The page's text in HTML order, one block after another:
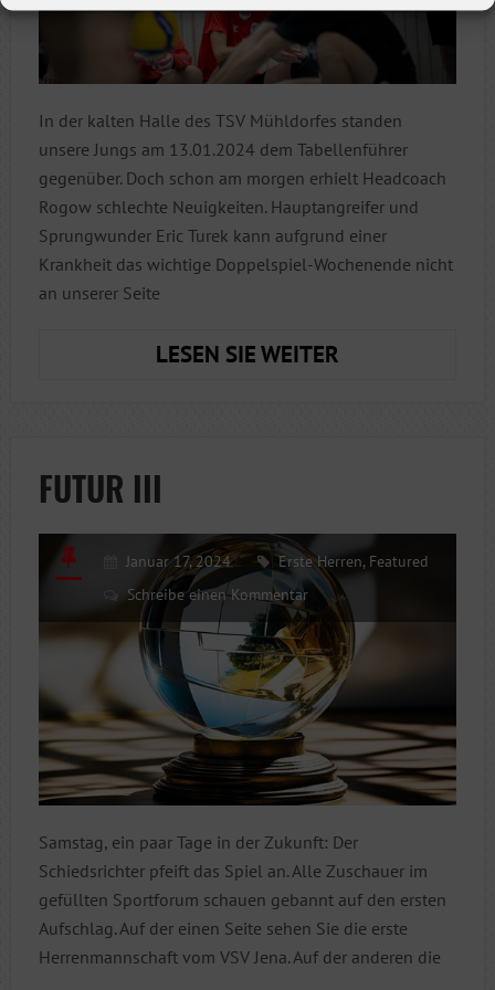
In der kalten Halle des TSV Mühldorfes standen
unsere Jungs am 13.01.2024 dem Tabellenführer
gegenüber. Doch schon am morgen erhielt Headcoach
Rogow schlechte Neuigkeiten. Hauptangreifer und
Sprungwunder Eric Turek kann aufgrund einer
Krankheit das wichtige Doppelspiel-Wochenende nicht
an unserer Seite
LESEN SIE WEITER
FUTUR III
Januar 17, 2024 Erste Herren, Featured
Schreibe einen Kommentar
Samstag, ein paar Tage in der Zukunft: Der
Schiedsrichter pfeift das Spiel an. Alle Zuschauer im
gefüllten Sportforum schauen gebannt auf den ersten
Aufschlag. Auf der einen Seite sehen Sie die erste
Herrenmannschaft vom VSV Jena. Auf der anderen die